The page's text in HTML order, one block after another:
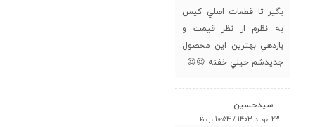
بگير تا قطعات اصلي كيس
به نظرم از نظر قيمت و
بازدهي بهترين اين محصول
جديدشم خيلي خفنه 😍😍
سیدحسین
23 مرداد 1403 / 10:54 ب.ظ